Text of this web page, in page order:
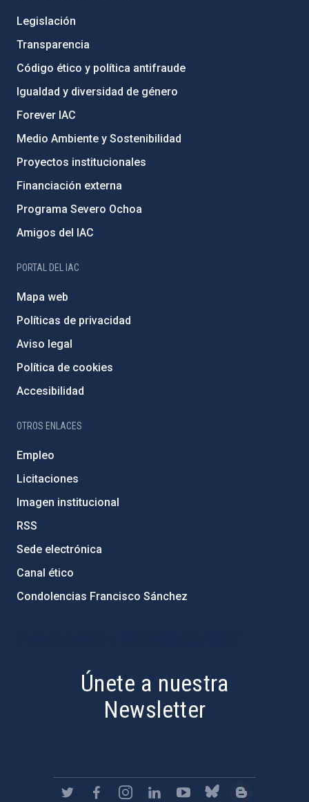
Legislación
Transparencia
Código ético y política antifraude
Igualdad y diversidad de género
Forever IAC
Medio Ambiente y Sostenibilidad
Proyectos institucionales
Financiación externa
Programa Severo Ochoa
Amigos del IAC
PORTAL DEL IAC
Mapa web
Políticas de privacidad
Aviso legal
Política de cookies
Accesibilidad
OTROS ENLACES
Empleo
Licitaciones
Imagen institucional
RSS
Sede electrónica
Canal ético
Condolencias Francisco Sánchez
Únete a nuestra
Newsletter